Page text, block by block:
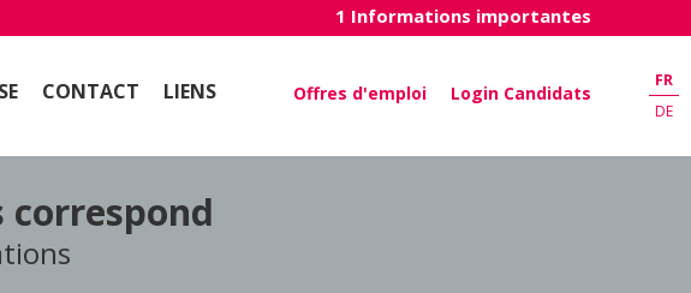
1 Informations importantes
CONTACT LIENS Login Candidats
Offres d'emploi
FR
DE